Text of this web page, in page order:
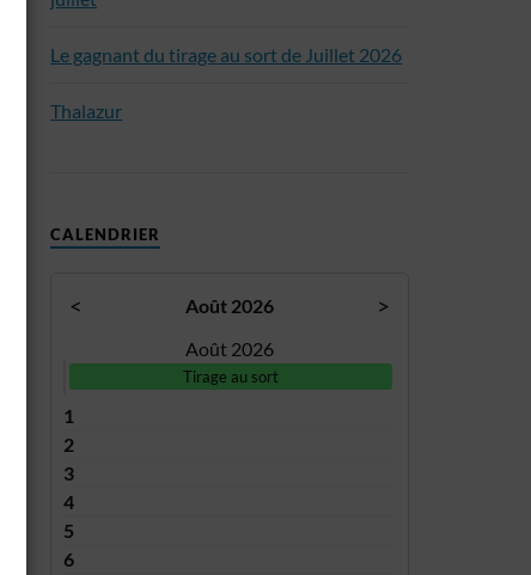
Le gagnant du tirage au sort de Juillet 2026
Thalazur
CALENDRIER
< Août 2026 >
Août 2026
Tirage au sort
1
2
3
4
5
6